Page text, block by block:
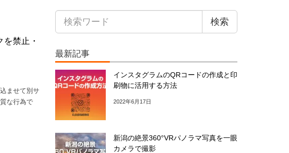
禁止・
ませて別サ
な行為で
検索
最新記事
インスタグラムのQRコードの作成と印
刷物に活用する方法
2022年6月17日
新潟の絶景360°VRパノラマ写真を一眼
カメラで撮影